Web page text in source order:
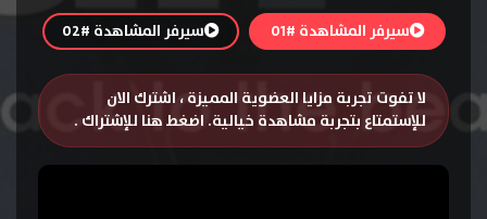
سيرفر المشاهدة #01 سيرفر المشاهدة #02
لا تفوت تجربة مزايا العضوية المميزة ، اشترك الان
للإستمتاع بتجربة مشاهدة خيالية. اضغط هنا للإشتراك .